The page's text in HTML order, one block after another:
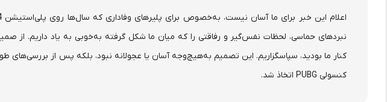
نبردهای حماسی، لحظات نفس‌گیر و رفاقتی را که میان ما شکل گرفته به‌خوبی به یاد داریم.
کنار ما بودید، سپاسگزاریم. این تصمیم به‌هیچ‌وجه آسان یا عجولانه نبود، بلکه پس از بررسی‌های
کنسولی PUBG اتخاذ شد.